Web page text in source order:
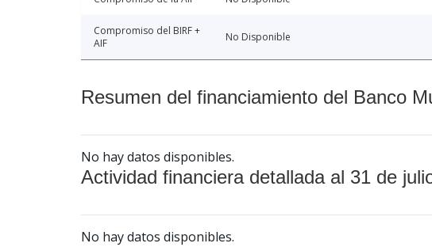
Compromiso del BIRF +
AIF
No Disponible
Resumen del financiamiento del Banco
No hay datos disponibles.
Actividad financiera detallada al 31 de
No hay datos disponibles.